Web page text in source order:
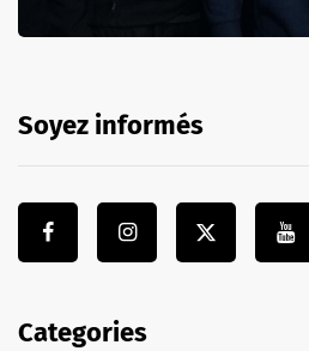
Soyez informés
Categories